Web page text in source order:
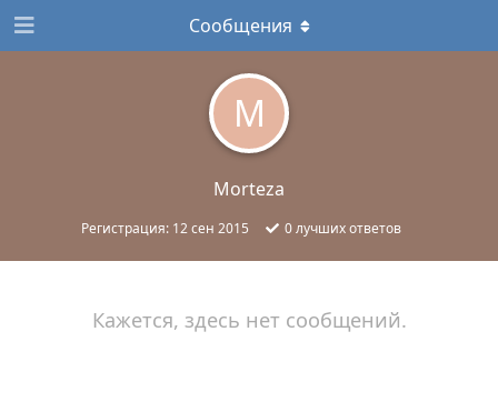
M
Morteza
Регистрация: 12 сен 2015 0лучших ответов
Сообщения
Кажется, здесь нет сообщений.